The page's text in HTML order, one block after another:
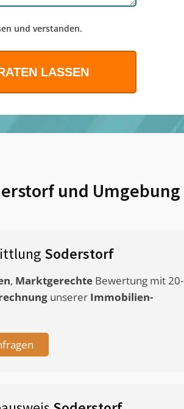
und verstanden.
und Umgebung
Soderstorf
, Marktgerechte Bewertung mit 20-
unserer Immobilien-